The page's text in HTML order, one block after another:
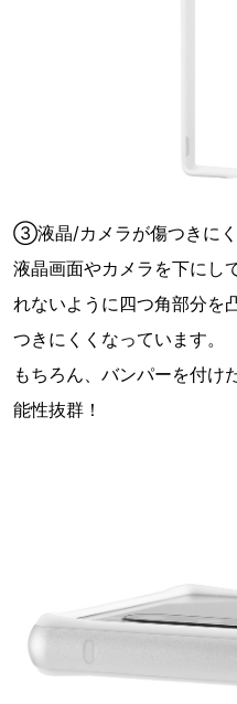
③液晶/カメラが傷つきに
液晶画面やカメラを下にし
れないように四つ角部分を
つきにくくなっています。
もちろん、バンパーを付け
能性抜群！